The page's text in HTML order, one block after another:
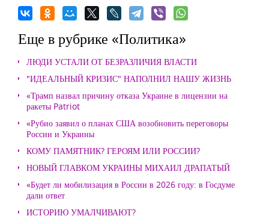
Еще в рубрике «Политика»
ЛЮДИ УСТАЛИ ОТ БЕЗРАЗЛИЧИЯ ВЛАСТИ
"ИДЕАЛЬНЫЙ КРИЗИС" НАПОЛНИЛ НАШУ ЖИЗНЬ
«Трамп назвал причину отказа Украине в лицензии на
ракеты Patriot
«Рубио заявил о планах США возобновить переговоры
России и Украины
КОМУ ПАМЯТНИК? ГЕРОЯМ ИЛИ РОССИИ?
НОВЫЙ ГЛАВКОМ УКРАИНЫ МИХАИЛ ДРАПАТЫЙ
«Будет ли мобилизация в России в 2026 году: в Госдуме
дали ответ
ИСТОРИЮ УМАЛЧИВАЮТ?